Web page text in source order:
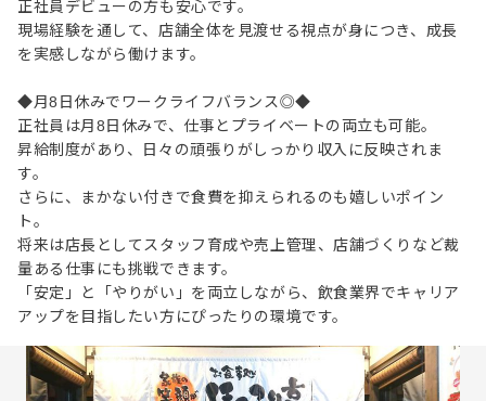
正社員デビューの方も安心です。
現場経験を通して、店舗全体を見渡せる視点が身につき、成長
を実感しながら働けます。
◆月8日休みでワークライフバランス◎◆
正社員は月8日休みで、仕事とプライベートの両立も可能。
昇給制度があり、日々の頑張りがしっかり収入に反映されま
す。
さらに、まかない付きで食費を抑えられるのも嬉しいポイン
ト。
将来は店長としてスタッフ育成や売上管理、店舗づくりなど裁
量ある仕事にも挑戦できます。
「安定」と「やりがい」を両立しながら、飲食業界でキャリア
アップを目指したい方にぴったりの環境です。